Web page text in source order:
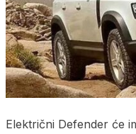
Električni Defender će